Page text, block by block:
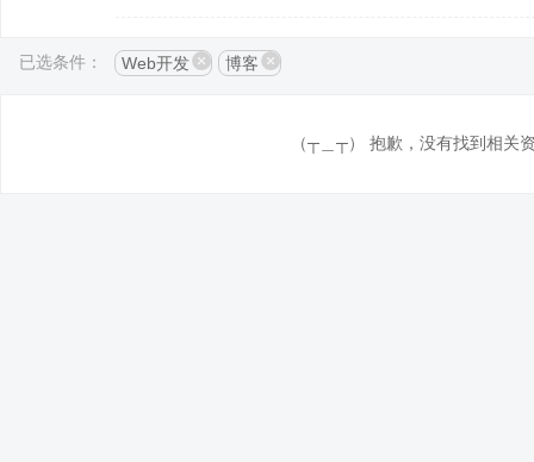
已选条件： Web开发 博客
（┬＿┬） 抱歉，没有找到相关